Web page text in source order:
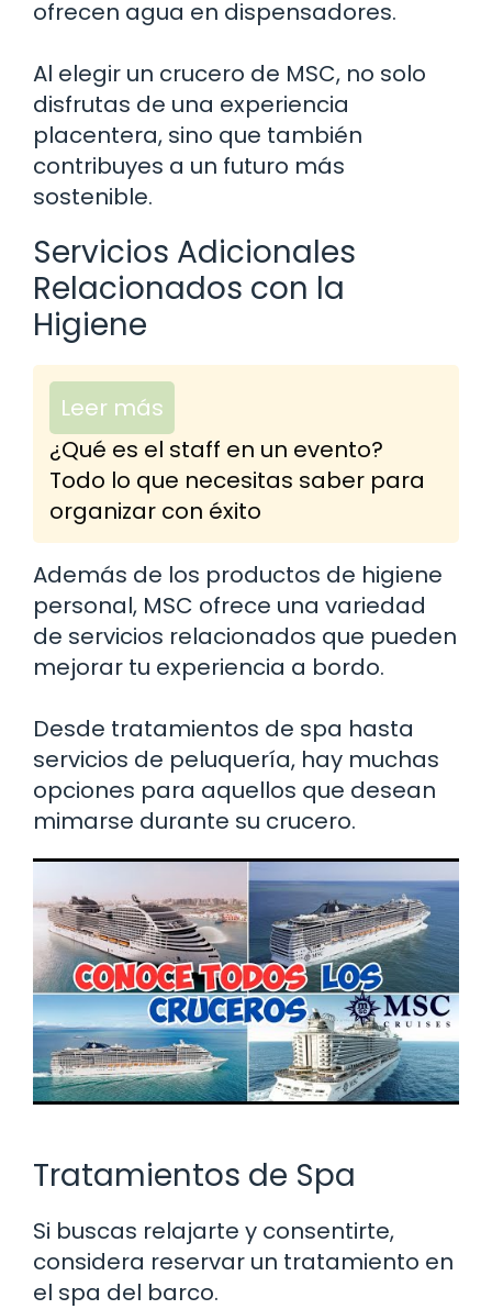
ofrecen agua en dispensadores.
Al elegir un crucero de MSC, no solo
disfrutas de una experiencia
placentera, sino que también
contribuyes a un futuro más
sostenible.
Servicios Adicionales
Relacionados con la
Higiene
Leer más
¿Qué es el staff en un evento?
Todo lo que necesitas saber para
organizar con éxito
Además de los productos de higiene
personal, MSC ofrece una variedad
de servicios relacionados que pueden
mejorar tu experiencia a bordo.
Desde tratamientos de spa hasta
servicios de peluquería, hay muchas
opciones para aquellos que desean
mimarse durante su crucero.
Tratamientos de Spa
Si buscas relajarte y consentirte,
considera reservar un tratamiento en
el spa del barco.